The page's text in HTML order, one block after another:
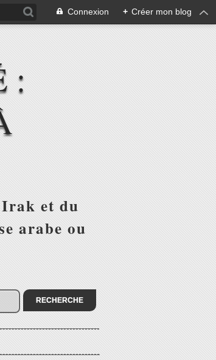
Connexion + Créer mon blog
:
et du
arabe ou